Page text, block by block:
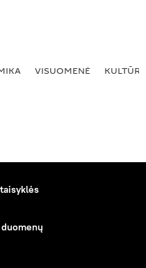
VISUOMENĖ KULTŪRA